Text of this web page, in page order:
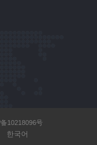
10218096号
한국어